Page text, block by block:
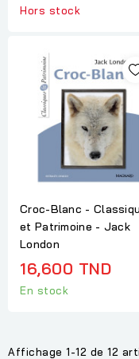
Hors stock
Croc-Blanc -
et Patrimoine - Jack
London
16,600 TND
En stock
Affichage 1-12 de 12